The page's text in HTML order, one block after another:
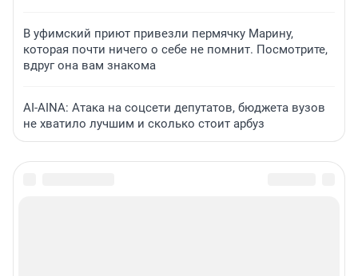
В уфимский приют привезли пермячку Марину,
которая почти ничего о себе не помнит. Посмотрите,
вдруг она вам знакома
AI-AINA: Атака на соцсети депутатов, бюджета вузов
не хватило лучшим и сколько стоит арбуз